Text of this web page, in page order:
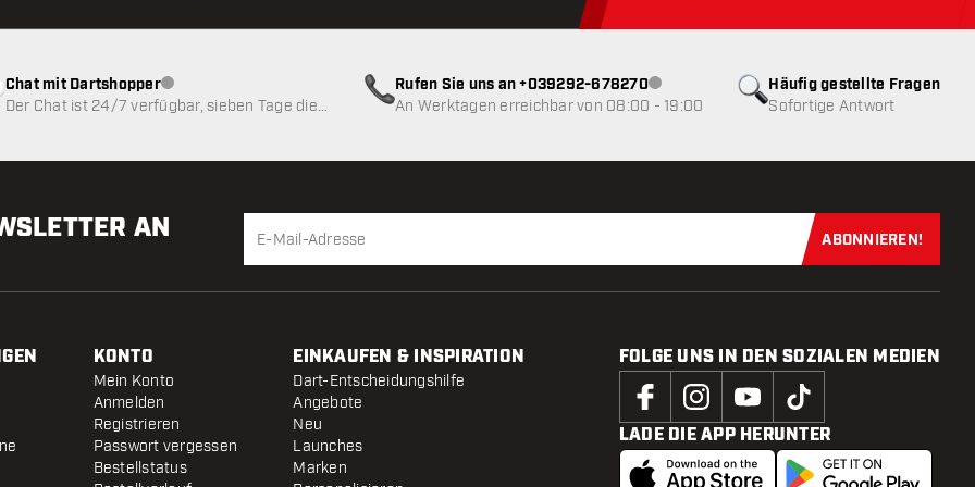
Häufig gestellte Fragen
Sofortige Antwort
Chat mit DartshopperKundenservice nicht verfügbar
Der Chat ist 24/7 verfügbar, sieben Tage die
Rufen Sie uns an +039292-678270Kundenservice nicht verfügbar
An Werktagen erreichbar von 08:00 - 19:00
AN Jetzt für
ABONNIEREN!
KONTO
Mein Konto
Anmelden
Registrieren
Passwort vergessen
Bestellstatus
EINKAUFEN & INSPIRATION
Dart-Entscheidungshilfe
Angebote
Neu
Launches
Marken
FOLGE UNS IN DEN SOZIALEN MEDIEN
LADE DIE APP HERUNTER